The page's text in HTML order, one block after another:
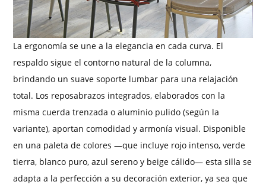
La ergonomía se une a la elegancia en cada curva. El
respaldo sigue el contorno natural de la columna,
brindando un suave soporte lumbar para una relajación
total. Los reposabrazos integrados, elaborados con la
misma cuerda trenzada o aluminio pulido (según la
variante), aportan comodidad y armonía visual. Disponible
en una paleta de colores —que incluye rojo intenso, verde
tierra, blanco puro, azul sereno y beige cálido— esta silla se
adapta a la perfección a su decoración exterior, ya sea que